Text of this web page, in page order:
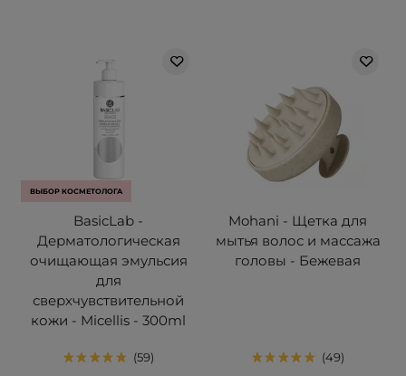
ВЫБОР КОСМЕТОЛОГА
BasicLab -
Дерматологическая
очищающая эмульсия
для
сверхчувствительной
кожи - Micellis - 300ml
59
Mohani - Щетка для
мытья волос и массажа
головы - Бежевая
49